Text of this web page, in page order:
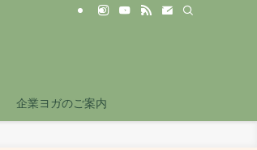
企業ヨガのご案内